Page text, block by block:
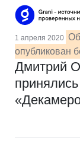
1 апреля 2020
опубликован
Дмитрий